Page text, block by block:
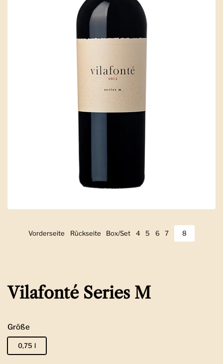
Zeige Folie 1
Vorderseite Zeige Folie 2
Rückseite Zeige Folie 3
Box/Set Zeige Folie 4
4 Zeige Folie 5
5 Zeige Folie 6
6 Zeige Folie 7
7 Zeige Folie 8
8
Vilafonté Series M
Größe
0,75 l